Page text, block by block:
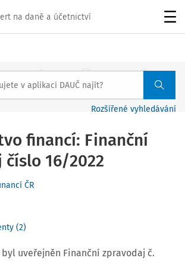
na daně a účetnictví
Rozšířené vyhledávání
financí: Finanční
16/2022
ČR
(2)
byl uveřejněn Finanční zpravodaj č.